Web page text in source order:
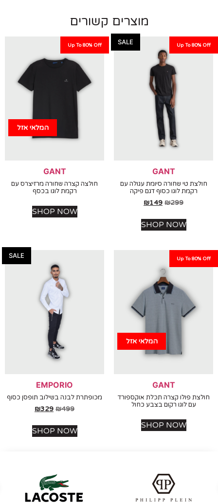
מוצרים קשורים
Up To
GANT
טי שחורה סיומת עגולה עם
רקמת לוגו כסוף דגם פיקה
₪
₪149
SHOP NOW
Up To 80% Off
המלאי אזל
GANT
חולצה קצרה שחורה מרזיצרס עם
רקמת לוגו בכסף
SHOP NOW
Up To
המלאי אזל
GANT
פולו קצרה תכלת אוקספורד
עם לוגו רקום בצבע כחול
SHOP NOW
EMPORIO
מכופתרת לבנה בשילוב תופסן כסוף
₪
₪329
SHOP NOW